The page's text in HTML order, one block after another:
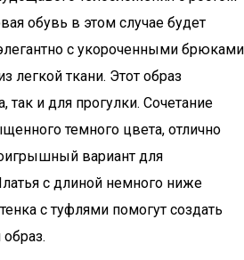
обувь в этом случае будет
с укороченными брюками
легкой ткани. Этот образ
так и для прогулки. Сочетание
темного цвета, отлично
вариант для
с длиной немного ниже
с туфлями помогут создать